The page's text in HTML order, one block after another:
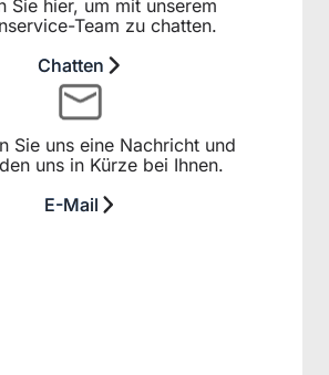
Sie hier, um mit unserem
Team zu chatten.
Chatten
Sie uns eine Nachricht und
uns in Kürze bei Ihnen.
E-Mail